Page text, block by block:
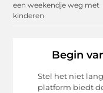
een weekendje weg met
kinderen
Begin
Stel het niet
platform biedt